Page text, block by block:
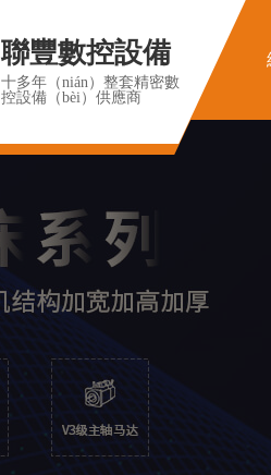
聯豐數控設備
十多年（nián）整套精密數
控設備（bèi）供應商